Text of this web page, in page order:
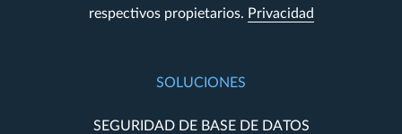
respectivos propietarios. Privacidad
SOLUCIONES
SEGURIDAD DE BASE DE DATOS